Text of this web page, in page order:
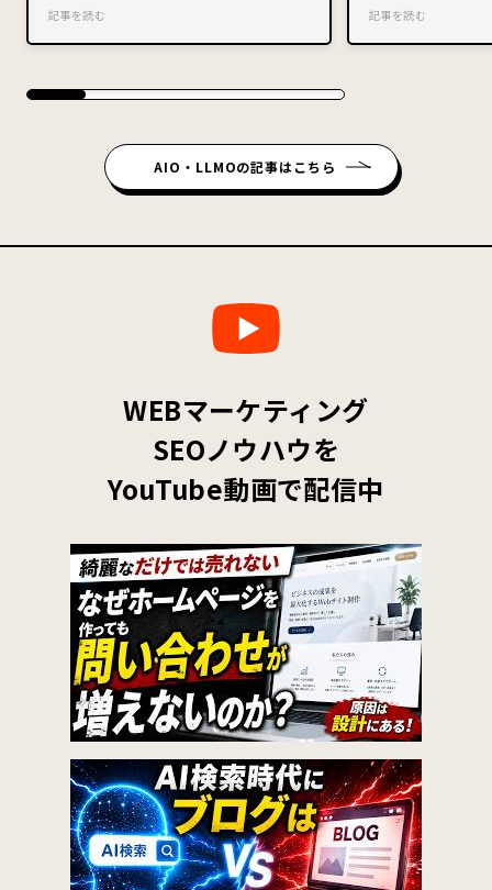
記事を読む 記事を読む
AIO・LLMOの記事はこちら
WEBマーケティング
SEOノウハウを
YouTube動画で配信中